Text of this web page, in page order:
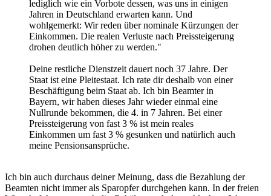
lediglich wie ein Vorbote dessen, was uns in einigen
Jahren in Deutschland erwarten kann. Und
wohlgemerkt: Wir reden über nominale Kürzungen der
Einkommen. Die realen Verluste nach Preissteigerung
drohen deutlich höher zu werden."
Deine restliche Dienstzeit dauert noch 37 Jahre. Der
Staat ist eine Pleitestaat. Ich rate dir deshalb von einer
Beschäftigung beim Staat ab. Ich bin Beamter in
Bayern, wir haben dieses Jahr wieder einmal eine
Nullrunde bekommen, die 4. in 7 Jahren. Bei einer
Preissteigerung von fast 3 % ist mein reales
Einkommen um fast 3 % gesunken und natürlich auch
meine Pensionsansprüche.
Ich bin auch durchaus deiner Meinung, dass die Bezahlung der
Beamten nicht immer als Sparopfer durchgehen kann. In der freien